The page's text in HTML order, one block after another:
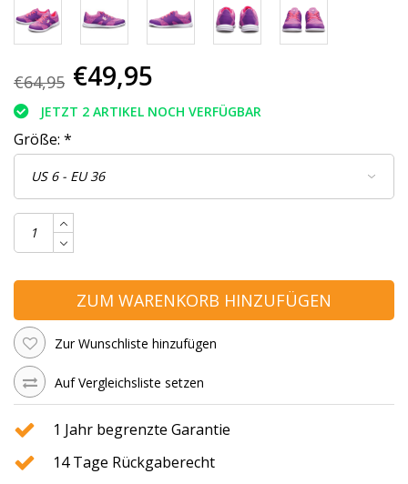
€64,95 €49,95
JETZT 2 ARTIKEL NOCH VERFÜGBAR
Größe: *
ZUM WARENKORB HINZUFÜGEN
Zur Wunschliste hinzufügen
Auf Vergleichsliste setzen
1 Jahr begrenzte Garantie
14 Tage Rückgaberecht